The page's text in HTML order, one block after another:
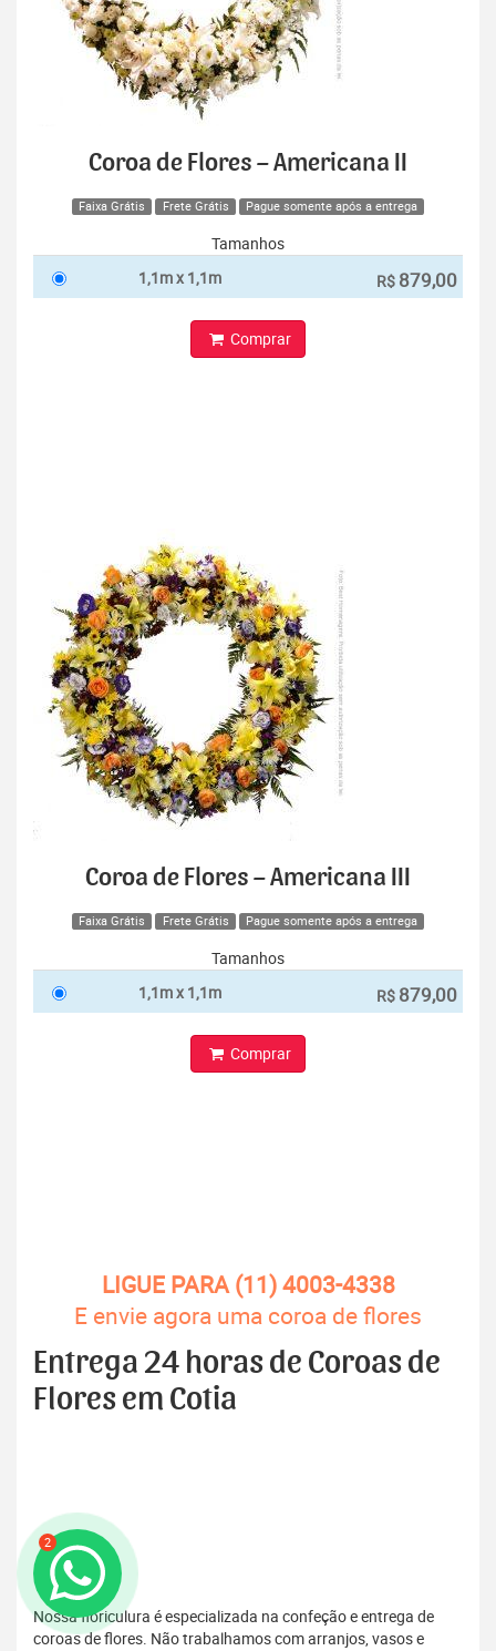
2
Coroa de Flores – Americana II
Faixa Grátis Frete Grátis Pague somente após a entrega
Tamanhos
1,1m x 1,1m
R$ 879,00
Comprar
Coroa de Flores – Americana III
Faixa Grátis Frete Grátis Pague somente após a entrega
Tamanhos
1,1m x 1,1m
R$ 879,00
Comprar
LIGUE PARA (11) 4003-4338
E envie agora uma coroa de flores
Entrega 24 horas de Coroas de
Flores em Cotia
Nossa floriculura é especializada na confeção e entrega de
coroas de flores. Não trabalhamos com arranjos, vasos e